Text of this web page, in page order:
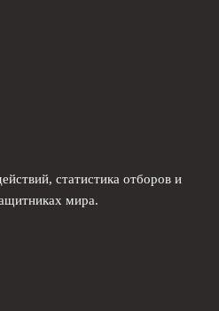
статистика отборов и
мира.